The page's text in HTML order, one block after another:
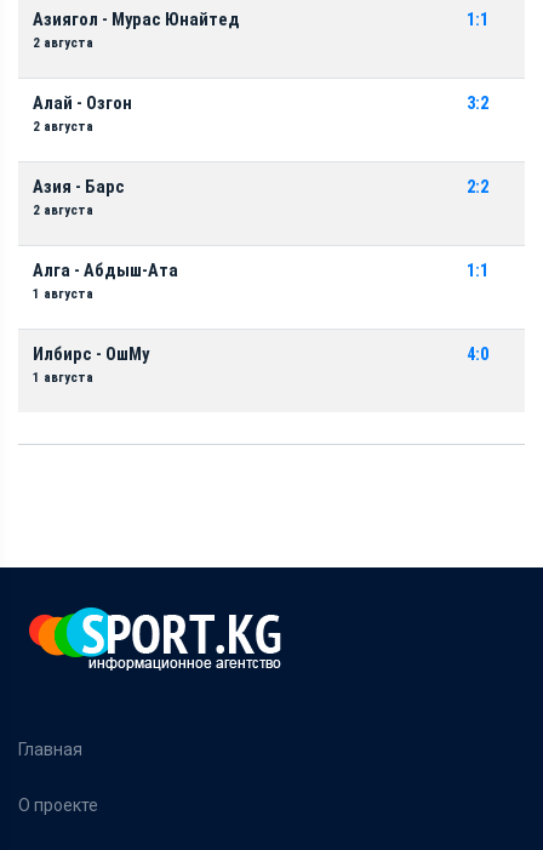
Азиягол - Мурас Юнайтед
2 августа
1:1
Алай - Озгон
2 августа
3:2
Азия - Барс
2 августа
2:2
Алга - Абдыш-Ата
1 августа
1:1
Илбирс - ОшМу
1 августа
4:0
Главная
О проекте